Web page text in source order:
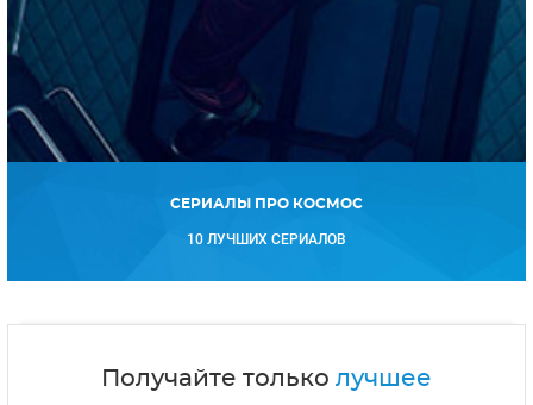
СЕРИАЛЫ ПРО КОСМОС
10 ЛУЧШИХ СЕРИАЛОВ
Получайте только лучшее